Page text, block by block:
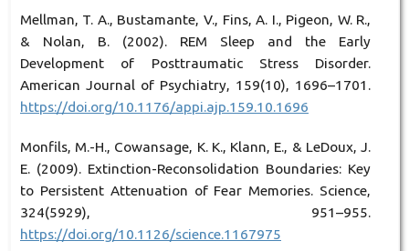
Mellman, T. A., Bustamante, V., Fins, A. I., Pigeon, W. R.,
& Nolan, B. (2002). REM Sleep and the Early
Development of Posttraumatic Stress Disorder.
American Journal of Psychiatry, 159(10), 1696–1701.
https://doi.org/10.1176/appi.ajp.159.10.1696
Monfils, M.-H., Cowansage, K. K., Klann, E., & LeDoux, J.
E. (2009). Extinction-Reconsolidation Boundaries: Key
to Persistent Attenuation of Fear Memories. Science,
324(5929), 951–955.
https://doi.org/10.1126/science.1167975